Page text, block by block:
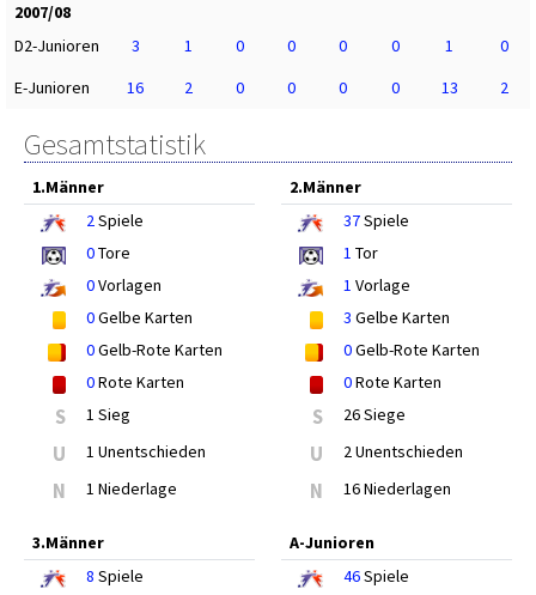
2007/08
D2-Junioren
3 1 0 0 0 0 1
0
E-Junioren
16 2 0 0 0 0 13 2
Gesamtstatistik
1.Männer
2Spiele
0Tore
0Vorlagen
0Gelbe Karten
0Gelb-Rote Karten
0Rote Karten
S 1 Sieg
U 1 Unentschieden
N 1 Niederlage
2.Männer
37Spiele
1 Tor
1 Vorlage
3 Gelbe Karten
0Gelb-Rote Karten
0Rote Karten
S 26 Siege
U 2 Unentschieden
N 16 Niederlagen
3.Männer
8 Spiele
A-Junioren
46Spiele